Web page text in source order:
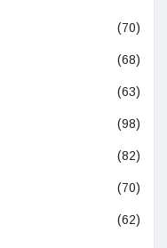
(70)
(68)
(63)
(98)
(82)
(70)
(62)